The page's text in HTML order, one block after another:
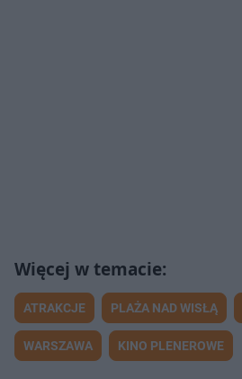
ATRAKCJE PLAŻA NAD WISŁĄ
WARSZAWA KINO PLENEROWE